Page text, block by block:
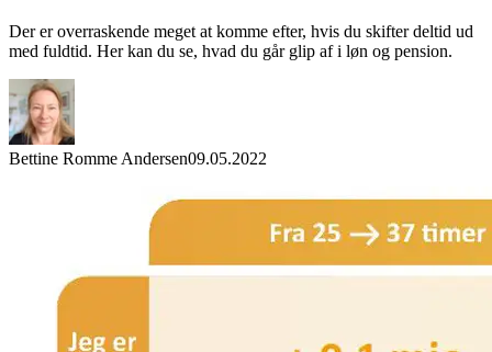
Der er overraskende meget at komme efter, hvis du skifter deltid ud
med fuldtid. Her kan du se, hvad du går glip af i løn og pension.
Bettine Romme Andersen09.05.2022